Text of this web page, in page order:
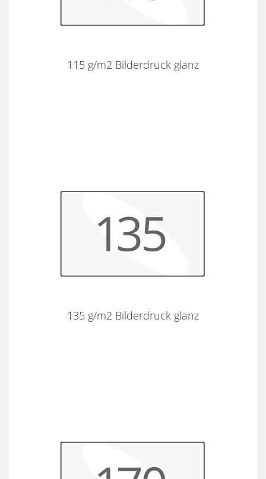
115 g/m2 Bilderdruck glanz
135 g/m2 Bilderdruck glanz